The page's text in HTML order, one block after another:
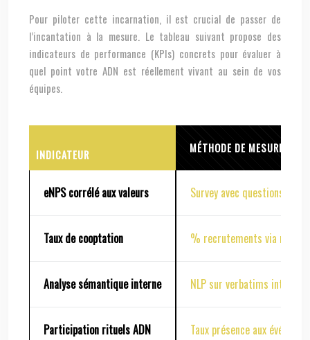
Pour piloter cette incarnation, il est crucial de passer de
l’incantation à la mesure. Le tableau suivant propose des
indicateurs de performance (KPIs) concrets pour évaluer à
quel point votre ADN est réellement vivant au sein de vos
équipes.
INDICATEUR MÉTHODE DE MESURE
eNPS corrélé aux valeurs Survey avec questions sur
Taux de cooptation % recrutements via
Analyse sémantique interne NLP sur verbatims
Participation rituels ADN Taux présence aux